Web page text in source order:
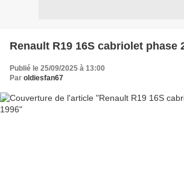
Renault R19 16S cabriolet phase
Publié le 25/09/2025 à 13:00
Par oldiesfan67